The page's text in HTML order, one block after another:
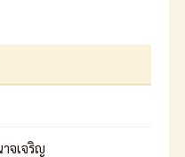
จเจริญ